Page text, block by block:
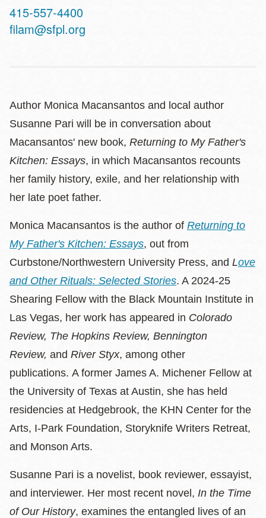
Contact
Telephone
415-557-4400
filam@sfpl.org
Author Monica Macansantos and local author
Susanne Pari will be in conversation about
Macansantos' new book, Returning to My Father's
Kitchen: Essays, in which Macansantos recounts
her family history, exile, and her relationship with
her late poet father.
Monica Macansantos is the author of Returning to
My Father's Kitchen: Essays, out from
Curbstone/Northwestern University Press, and Love
and Other Rituals: Selected Stories. A 2024-25
Shearing Fellow with the Black Mountain Institute in
Las Vegas, her work has appeared in Colorado
Review, The Hopkins Review, Bennington
Review, and River Styx, among other
publications. A former James A. Michener Fellow at
the University of Texas at Austin, she has held
residencies at Hedgebrook, the KHN Center for the
Arts, I-Park Foundation, Storyknife Writers Retreat,
and Monson Arts.
Susanne Pari is a novelist, book reviewer, essayist,
and interviewer. Her most recent novel, In the Time
of Our History, examines the entangled lives of an